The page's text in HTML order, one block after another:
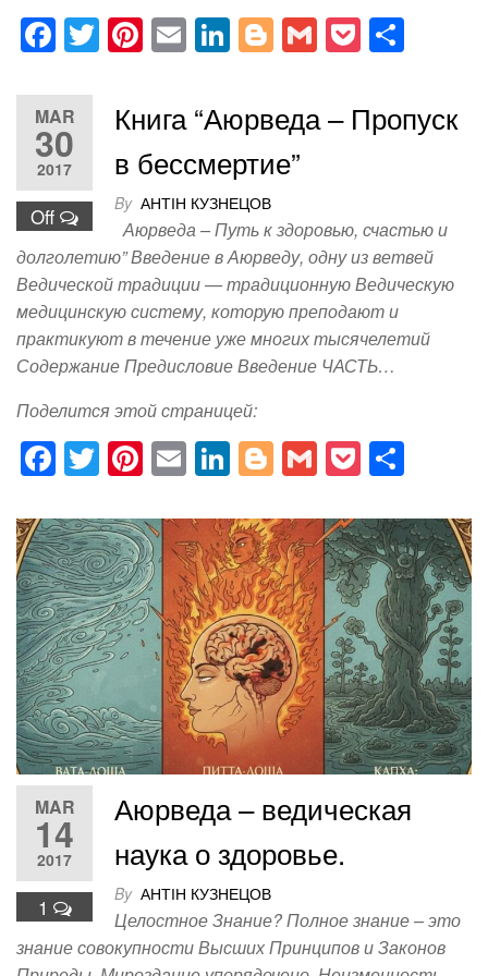
F
a
c
e
b
o
o
k
T
wi
tt
er
Pi
nt
er
e
st
E
m
ail
Li
n
k
e
dI
n
Bl
o
g
g
er
G
m
ail
P
o
ck
et
ar
e
MAR
30
2017
Off
Книга “Аюрведа – Пропуск
в бессмертие”
By АНТІН КУЗНЕЦОВ
Аюрведа – Путь к здоровью, счастью и
долголетию” Введение в Аюрведу, одну из ветвей
Ведической традиции — традиционную Ведическую
медицинскую систему, которую преподают и
практикуют в течение уже многих тысячелетий
Содержание Предисловие Введение ЧАСТЬ…
Поделится этой страницей:
F
c
e
b
o
o
k
T
tt
er
Pi
er
e
st
E
ail
Li
k
e
dI
n
Bl
g
g
er
G
ail
P
ck
et
ar
e
MAR
14
2017
1
Аюрведа – ведическая
наука о здоровье.
By АНТІН КУЗНЕЦОВ
Целостное Знание? Полное знание – это
знание совокупности Высших Принципов и Законов